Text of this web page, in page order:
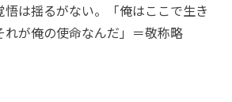
悟は揺るがない。「俺はここで生き
れが俺の使命なんだ」＝敬称略